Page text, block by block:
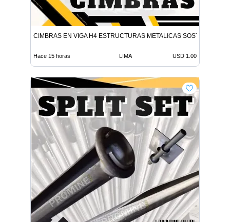
CIMBRAS EN VIGA H4 ESTRUCTURAS METALICAS
Hace 15 horas LIMA USD 1.00